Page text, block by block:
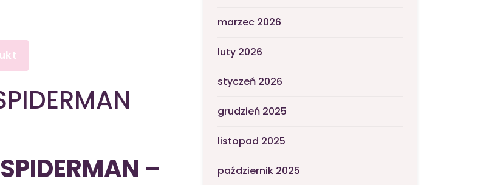
–
marzec 2026
luty 2026
styczeń 2026
grudzień 2025
listopad 2025
październik 2025